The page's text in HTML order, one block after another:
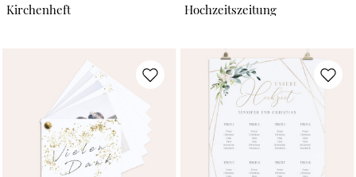
Kirchenheft Hochzeitszeitung